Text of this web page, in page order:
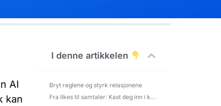
AI
kan
I denne artikkelen
Bryt reglene og styrk relasjonene
Fra likes til samtaler: Kast deg inn i kommentarfeltet